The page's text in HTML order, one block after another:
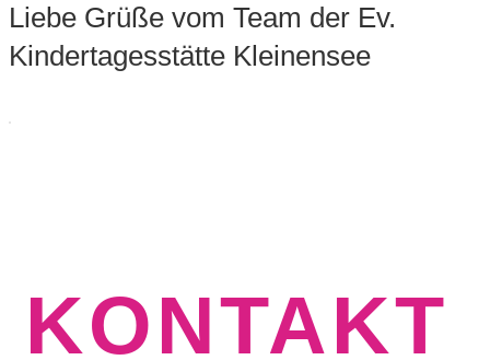
Liebe Grüße vom Team der Ev.
Kindertagesstätte Kleinensee
KONTAKT